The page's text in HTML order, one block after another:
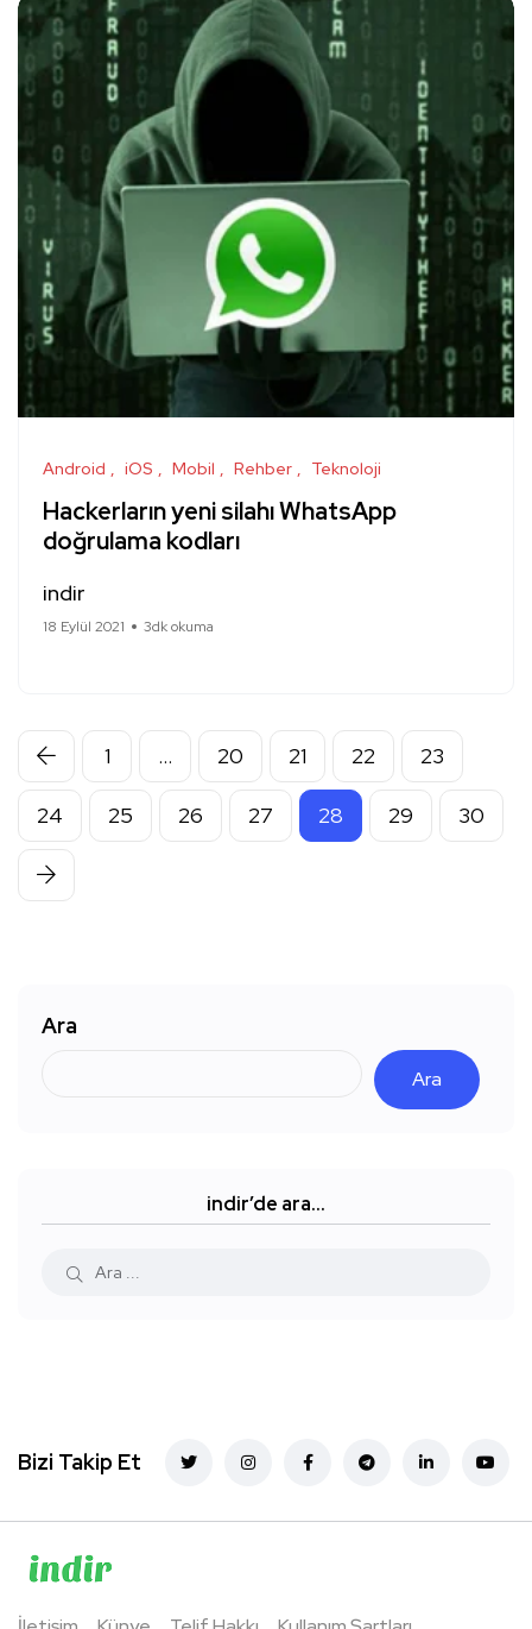
Android iOS Mobil Rehber Teknoloji
Hackerların yeni silahı WhatsApp
doğrulama kodları
indir
18 Eylül 2021 3dk okuma
1 … 20 21 22 23
24 25 26 27 28 29 30
Ara
Ara
indir’de ara…
Bizi Takip Et